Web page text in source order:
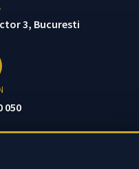
3, Bucuresti
050